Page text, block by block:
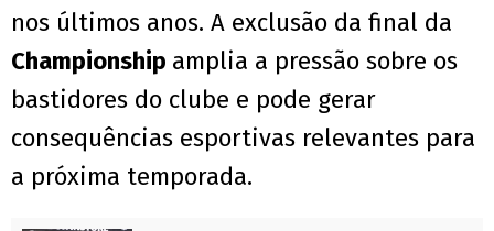
nos últimos anos. A exclusão da final da
Championship amplia a pressão sobre os
bastidores do clube e pode gerar
consequências esportivas relevantes para
a próxima temporada.